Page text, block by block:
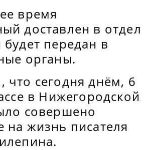
время
доставлен в отдел
передан в
органы.
сегодня днём, 6
в Нижегородской
совершено
на жизнь писателя